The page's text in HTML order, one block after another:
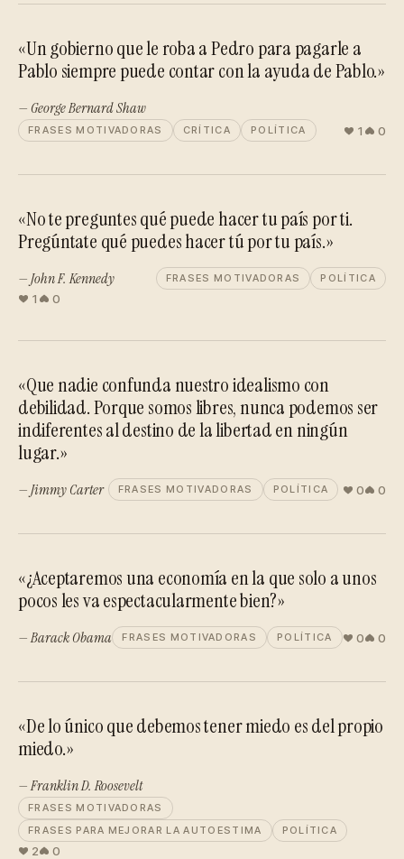
«Un gobierno que le roba a Pedro para pagarle a
Pablo siempre puede contar con la ayuda de Pablo.»
— George Bernard Shaw
FRASES MOTIVADORAS CRÍTICA POLÍTICA 1 0
«No te preguntes qué puede hacer tu país por ti.
Pregúntate qué puedes hacer tú por tu país.»
— John F. Kennedy FRASES MOTIVADORAS POLÍTICA
1 0
«Que nadie confunda nuestro idealismo con
debilidad. Porque somos libres, nunca podemos ser
indiferentes al destino de la libertad en ningún
lugar.»
— Jimmy Carter FRASES MOTIVADORAS POLÍTICA 0 0
«¿Aceptaremos una economía en la que solo a unos
pocos les va espectacularmente bien?»
— Barack Obama FRASES MOTIVADORAS POLÍTICA 0 0
«De lo único que debemos tener miedo es del propio
miedo.»
— Franklin D. Roosevelt
FRASES MOTIVADORAS
FRASES PARA MEJORAR LA AUTOESTIMA
POLÍTICA
2 0